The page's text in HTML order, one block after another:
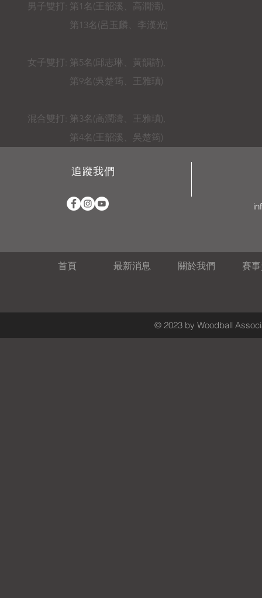
男子雙打: 第1名(王韶溪、高潤濤),
第13名(呂玉麟、李漢光)
女子雙打: 第5名(邱志琳、黃韻詩),
第9名(吳楚筠、王雅瑱)
混合雙打: 第3名(高潤濤、王雅瑱),
第4名(王韶溪、吳楚筠)
追蹤我們
首頁 最新消息 關於我們 賽
© 2023 by Woodball